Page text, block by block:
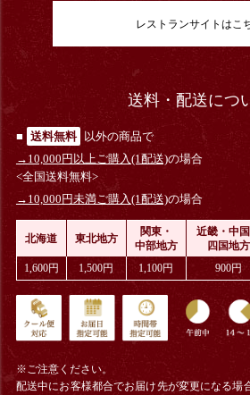
レストランサイトはこ
送料・配送につ
■ 送料無料
以外の商品で
→10,000円以上ご購入(1配送)の場合
<全国送料無料>
→10,000円未満ご購入(1配送)の場合
北海道 東北地方
関東・
中部地方
近畿・中国
四国地方
1,600円 1,500円 1,100円 900円
※ご注意ください。
配送中にお客様都合でお届け先が変更になる場